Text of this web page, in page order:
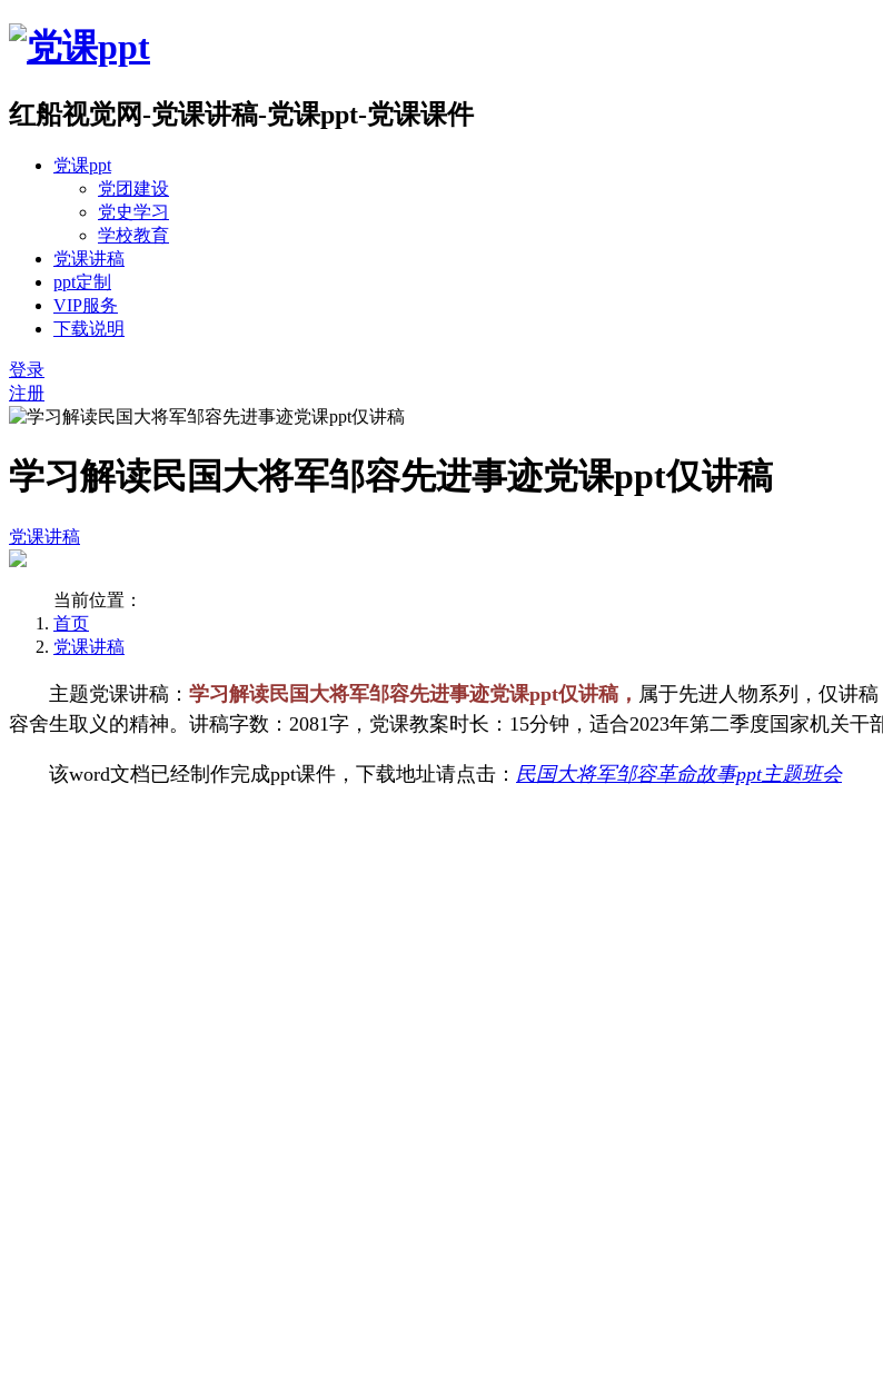
红船视觉网-党课讲稿-党课ppt-党课课件
党课ppt
党团建设
党史学习
学校教育
党课讲稿
ppt定制
VIP服务
下载说明
登录
注册
学习解读民国大将军邹容先进事迹党课ppt仅讲稿
党课讲稿
当前位置：
首页
党课讲稿
主题党课讲稿： 学习解读民国大将军邹容先进事迹党课ppt仅讲稿， 属于先进人物系列，仅讲
容舍生取义的精神。讲稿字数：2081字，党课教案时长：15分钟，适合2023年第二季度国家机关干
该word文档已经制作完成ppt课件，下载地址请点击： 民国大将军邹容革命故事ppt主题班会